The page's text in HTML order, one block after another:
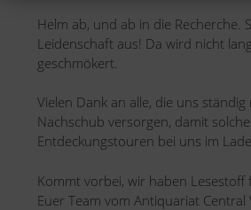
Helm ab, und ab in die Recherche.
Leidenschaft aus! Da wird nicht
geschmökert.
Vielen Dank an alle, die uns
Nachschub versorgen, damit solche
Entdeckungstouren bei uns im
Kommt vorbei, wir haben Lesestoff
Euer Team vom Antiquariat Central